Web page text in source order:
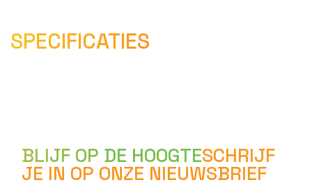
SPECIFICATIES
BLIJF OP DE HOOGTESCHRIJF
JE IN OP ONZE NIEUWSBRIEF